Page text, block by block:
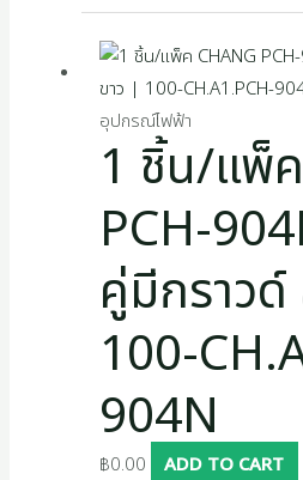
อุปกรณ์ไฟฟ้า
1 ชิ้น/แพ็
PCH-
คู่มีกราวด์
100-
904N
฿0.00 ADD TO CART